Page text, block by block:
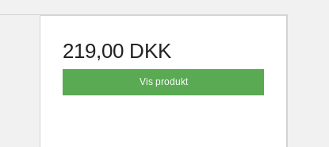
219,00 DKK
Vis produkt